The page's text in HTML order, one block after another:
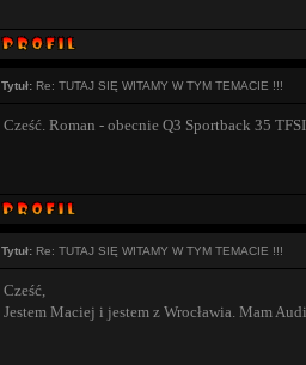
Tytuł: Re: TUTAJ SIĘ WITAMY W TYM TEMACIE !!!
Cześć. Roman - obecnie Q3 Sportback 35
Tytuł: Re: TUTAJ SIĘ WITAMY W TYM TEMACIE !!!
Cześć,
Jestem Maciej i jestem z Wrocławia. Mam